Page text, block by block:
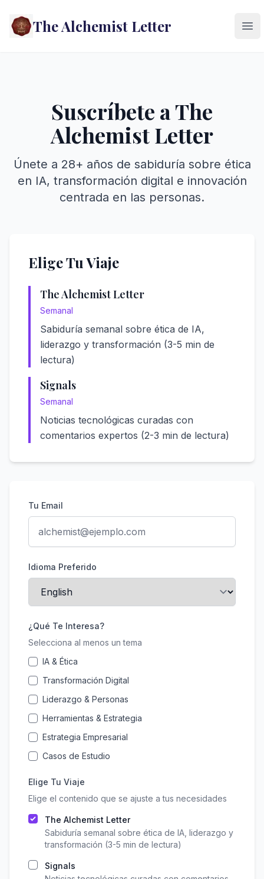
The Alchemist Letter
Suscríbete a The
Alchemist Letter
Únete a 28+ años de sabiduría sobre ética
en IA, transformación digital e innovación
centrada en las personas.
Elige Tu Viaje
The Alchemist Letter
Semanal
Sabiduría semanal sobre ética de IA,
liderazgo y transformación (3-5 min de
lectura)
Signals
Semanal
Noticias tecnológicas curadas con
comentarios expertos (2-3 min de lectura)
Tu Email
Idioma Preferido
¿Qué Te Interesa?
Selecciona al menos un tema
IA & Ética
Transformación Digital
Liderazgo & Personas
Herramientas & Estrategia
Estrategia Empresarial
Casos de Estudio
Elige Tu Viaje
Elige el contenido que se ajuste a tus necesidades
The Alchemist Letter
Sabiduría semanal sobre ética de IA, liderazgo y
transformación (3-5 min de lectura)
Signals